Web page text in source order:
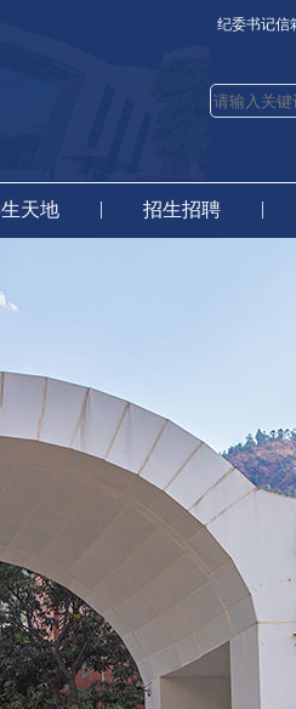
纪委书记信
天地 | 招生招聘 |